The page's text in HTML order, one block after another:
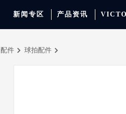
新闻专区 产品资讯
品牌资讯 产品资讯
羽毛球拍 羽毛球鞋
签约球员 专业球队
穿线师档案 学院新闻
天猫旗舰店 京东旗舰店
配件 球拍配件